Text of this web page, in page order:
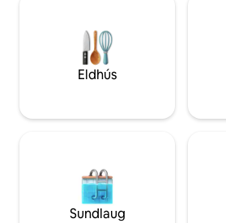
Hillside Haven.
Eldhús
Sundlaug